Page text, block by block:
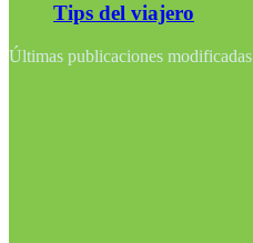
Tips del viajero
Últimas publicaciones modificadas